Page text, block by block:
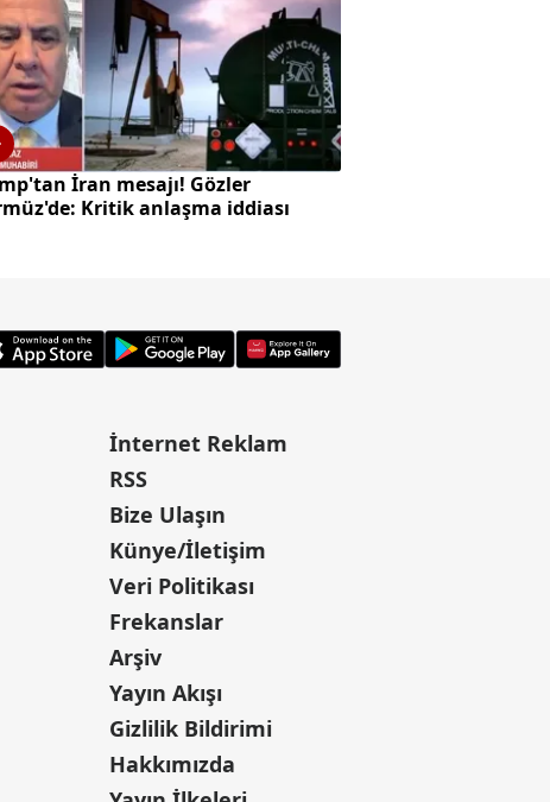
İran mesajı! Gözler
Kritik anlaşma iddiası
İnternet Reklam
RSS
Bize Ulaşın
Künye/İletişim
Veri Politikası
Frekanslar
Arşiv
Yayın Akışı
Gizlilik Bildirimi
Hakkımızda